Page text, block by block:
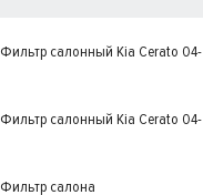
Фильтр салонный Kia Cerato 04-
Фильтр салонный Kia Cerato 04-
Фильтр салона